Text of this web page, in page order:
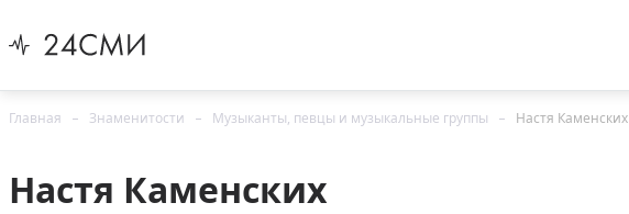
Главная Знаменитости Музыканты, певцы и музыкальные группы Настя Каменских
Настя Каменских